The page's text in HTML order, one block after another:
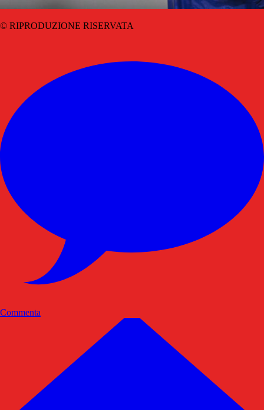
© RIPRODUZIONE RISERVATA
Commenta